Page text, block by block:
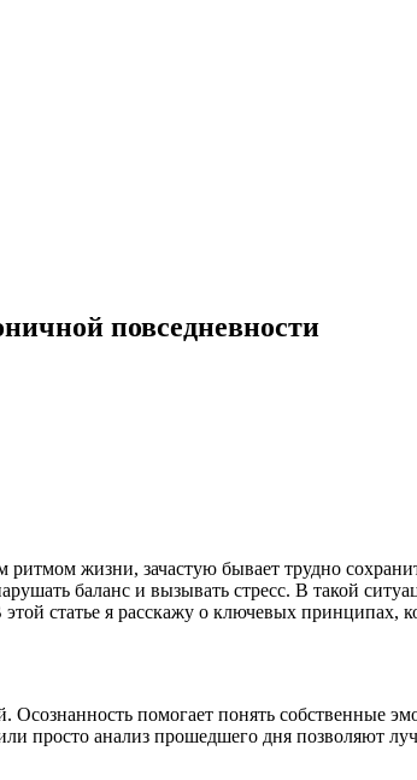
повседневности
жизни, зачастую бывает трудно
баланс и вызывать стресс. В такой
статье я расскажу о ключевых принципах,
Осознанность помогает понять собственные
просто анализ прошедшего дня позволяют